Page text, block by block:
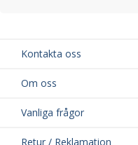
Kontakta oss
Om oss
Vanliga frågor
Retur / Reklamation